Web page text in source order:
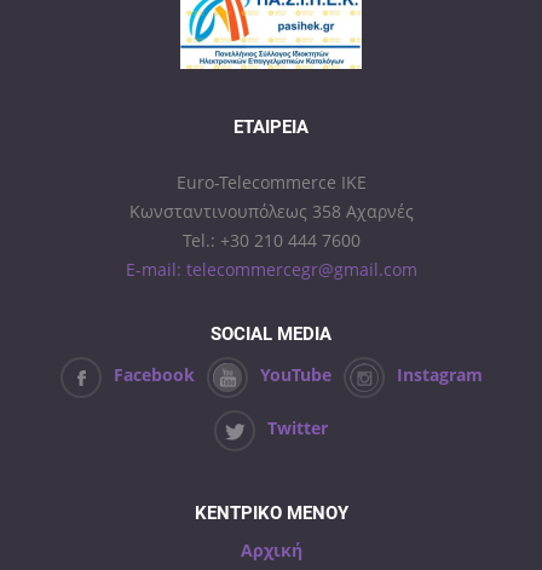
ΕΤΑΙΡΕΊΑ
Euro-Telecommerce IKE
Κωνσταντινουπόλεως 358 Αχαρνές
Tel.: +30 210 444 7600
E-mail: telecommercegr@gmail.com
SOCIAL MEDIA
Facebook YouTube Instagram
Twitter
ΚΕΝΤΡΙΚΟ ΜΕΝΟΥ
Αρχική